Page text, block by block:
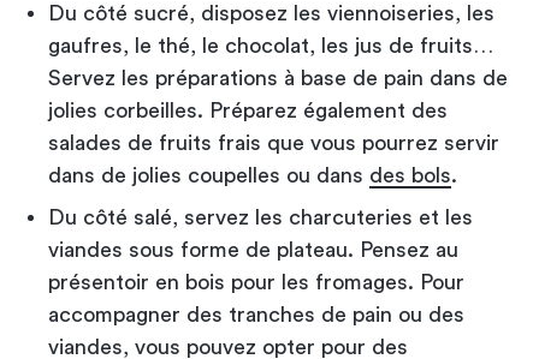
Du côté sucré, disposez les viennoiseries, les
gaufres, le thé, le chocolat, les jus de fruits…
Servez les préparations à base de pain dans de
jolies corbeilles. Préparez également des
salades de fruits frais que vous pourrez servir
dans de jolies coupelles ou dans des bols.
Du côté salé, servez les charcuteries et les
viandes sous forme de plateau. Pensez au
présentoir en bois pour les fromages. Pour
accompagner des tranches de pain ou des
viandes, vous pouvez opter pour des